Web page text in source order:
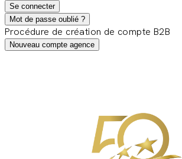
Se connecter
Mot de passe oublié ?
Procédure de création de compte B2B
Nouveau compte agence